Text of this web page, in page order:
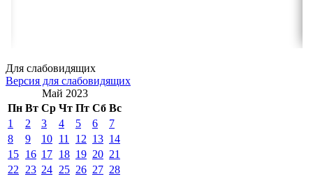
Для слабовидящих
Версия для слабовидящих
Май 2023
Пн Вт Ср Чт Пт Сб Вс
1
2 3 4 5 6
7
8
9 10 11 12 13 14
15 16 17 18 19 20 21
22
23 24 25 26 27 28